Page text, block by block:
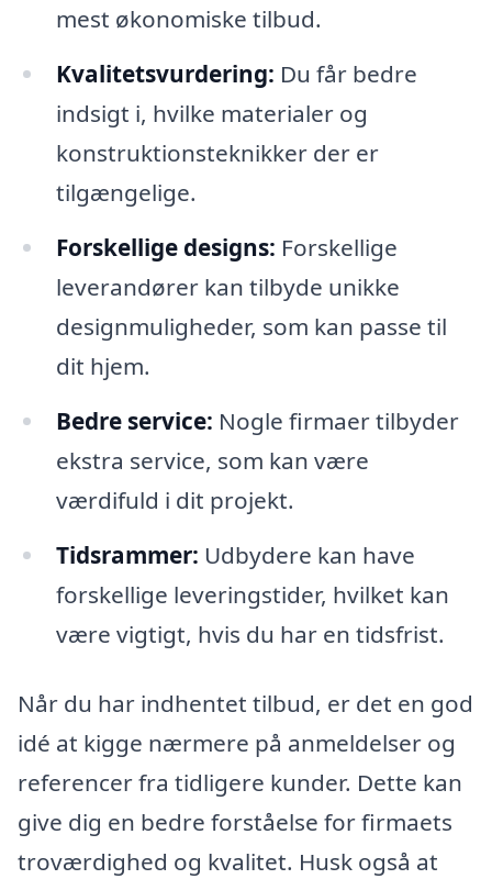
mest økonomiske tilbud.
Kvalitetsvurdering: Du får bedre
indsigt i, hvilke materialer og
konstruktionsteknikker der er
tilgængelige.
Forskellige designs: Forskellige
leverandører kan tilbyde unikke
designmuligheder, som kan passe til
dit hjem.
Bedre service: Nogle firmaer tilbyder
ekstra service, som kan være
værdifuld i dit projekt.
Tidsrammer: Udbydere kan have
forskellige leveringstider, hvilket kan
være vigtigt, hvis du har en tidsfrist.
Når du har indhentet tilbud, er det en god
idé at kigge nærmere på anmeldelser og
referencer fra tidligere kunder. Dette kan
give dig en bedre forståelse for firmaets
troværdighed og kvalitet. Husk også at